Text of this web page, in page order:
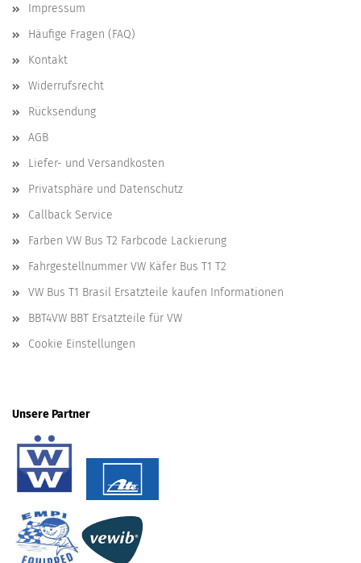
Impressum
Häufige Fragen (FAQ)
Kontakt
Widerrufsrecht
Rücksendung
AGB
Liefer- und Versandkosten
Privatsphäre und Datenschutz
Callback Service
Farben VW Bus T2 Farbcode Lackierung
Fahrgestellnummer VW Käfer Bus T1 T2
VW Bus T1 Brasil Ersatzteile kaufen Informationen
BBT4VW BBT Ersatzteile für VW
Cookie Einstellungen
Unsere Partner